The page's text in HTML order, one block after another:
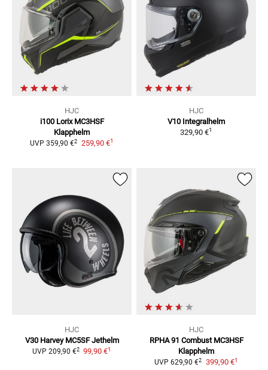
HJC
i100 Lorix MC3HSF
Klapphelm
UVP 359,90 €2 259,90 €1
HJC
V10 Integralhelm
329,90 €1
HJC
V30 Harvey MC5SF Jethelm
UVP 209,90 €2 99,90 €1
HJC
RPHA 91 Combust MC3HSF
Klapphelm
UVP 629,90 €2 399,90 €1